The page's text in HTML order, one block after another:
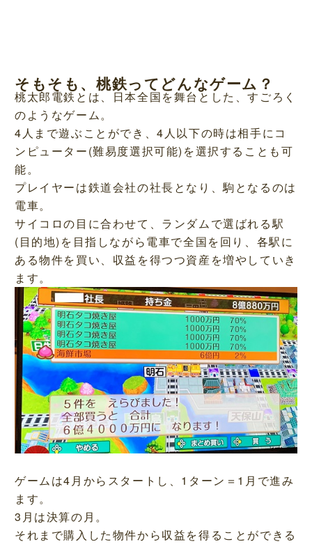
そもそも、桃鉄ってどんなゲーム？
桃太郎電鉄とは、日本全国を舞台とした、すごろく
のようなゲーム。
4人まで遊ぶことができ、4人以下の時は相手にコ
ンピューター(難易度選択可能)を選択することも可
能。
プレイヤーは鉄道会社の社長となり、駒となるのは
電車。
サイコロの目に合わせて、ランダムで選ばれる駅
(目的地)を目指しながら電車で全国を回り、各駅に
ある物件を買い、収益を得つつ資産を増やしていき
ます。
ゲームは4月からスタートし、1ターン＝1月で進み
ます。
3月は決算の月。
それまで購入した物件から収益を得ることができる